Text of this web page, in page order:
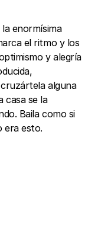
enormísima
el ritmo y los
y alegría
alguna
casa se la
Baila como si
era esto.